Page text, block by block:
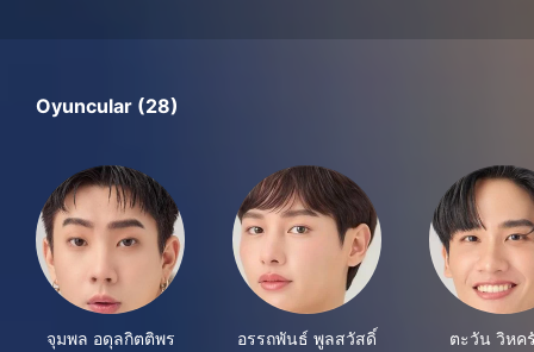
Oyuncular (28)
จุมพล อดุลกิตติพร
อรรถพันธ์ พูลสวัสดิ์
ตะวัน วิหค